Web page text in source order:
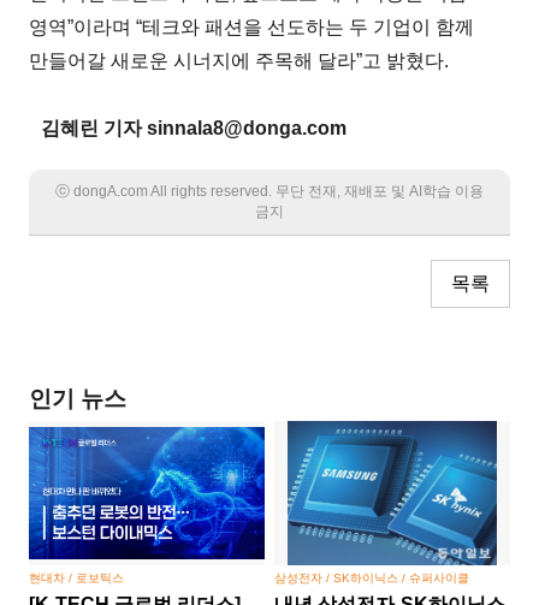
영역”이라며 “테크와 패션을 선도하는 두 기업이 함께
만들어갈 새로운 시너지에 주목해 달라”고 밝혔다.
김혜린 기자 sinnala8@donga.com
ⓒ dongA.com All rights reserved. 무단 전재, 재배포 및 AI학습 이용
금지
목록
인기 뉴스
현대차 / 로보틱스 삼성전자 / SK하이닉스 / 슈퍼사이클